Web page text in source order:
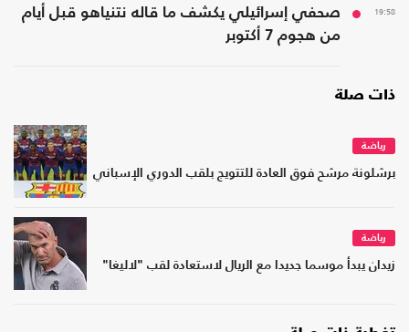
19:58
صحفي إسرائيلي يكشف ما قاله نتنياهو قبل أيام
من هجوم 7 أكتوبر
ذات صلة
رياضة
برشلونة مرشح فوق العادة للتتويج بلقب الدوري الإسباني
رياضة
زيدان يبدأ موسما جديدا مع الريال لاستعادة لقب "لاليغا"